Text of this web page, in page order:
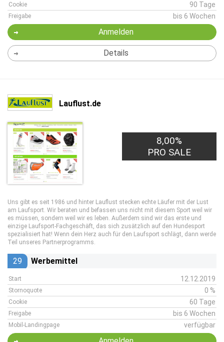
Cookie 90 Tage
Freigabe bis 6 Wochen
Anmelden
Details
Lauflust.de
8,00%
PRO SALE
Uns gibt es seit 1986 und hinter Lauflust stecken echte Läufer mit der Lust
am Laufsport. Wir beraten und befassen uns nicht mit diesem Sport weil wir
es müssen, sondern weil wir es leben. Außerdem sind wir das erste und
einzige Laufsport-Fachgeschäft, das sich zusätzlich auf den Hundesport
spezialisiert hat! Wenn dein Herz auch für den Laufsport schlägt, dann werde
Teil unseres Partnerprogramms.
29 Werbemittel
Start 12.12.2019
Stornoquote 0 %
Cookie 60 Tage
Freigabe bis 6 Wochen
Mobil-Landingpage verfügbar